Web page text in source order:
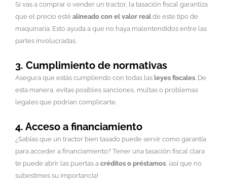
Si vas a comprar o vender un tractor, la tasación fiscal garantiza
que el precio esté alineado con el valor real de este tipo de
maquinaria. Esto ayuda a que no haya malentendidos entre las
partes involucradas.
3. Cumplimiento de normativas
Asegura que estás cumpliendo con todas las leyes fiscales. De
esta manera, evitas posibles sanciones, multas o problemas
legales que podrían complicarte.
4. Acceso a financiamiento
¿Sabías que un tractor bien tasado puede servir como garantía
para acceder a financiamiento? Tener una tasación fiscal clara
te puede abrir las puertas a créditos o préstamos , ¡así que no
subestimes su importancia!